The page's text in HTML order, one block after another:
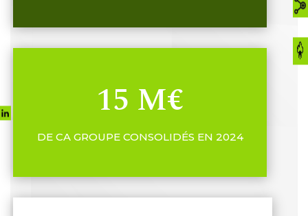
15 M€
DE CA GROUPE CONSOLIDÉS EN 2024